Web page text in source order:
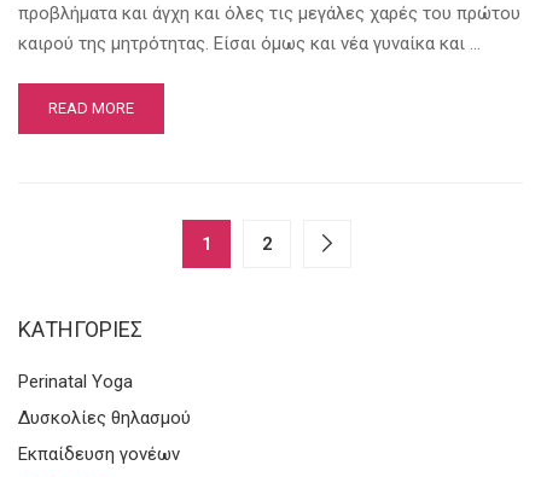
προβλήματα και άγχη και όλες τις μεγάλες χαρές του πρώτου
καιρού της μητρότητας. Είσαι όμως και νέα γυναίκα και …
READ MORE
1 2
KΑΤΗΓΟΡΊΕΣ
Perinatal Yoga
Δυσκολίες θηλασμού
Εκπαίδευση γονέων